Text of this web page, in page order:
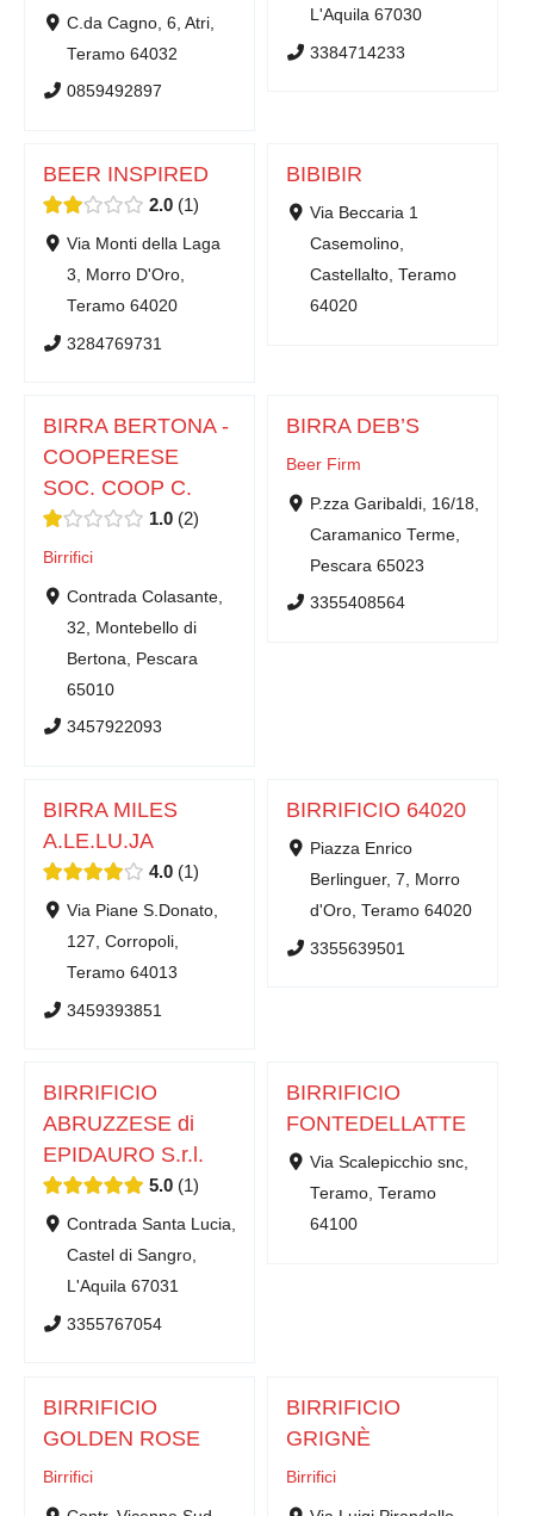
C.da Cagno, 6, Atri,
Teramo 64032
0859492897
L'Aquila 67030
3384714233
BEER INSPIRED
2.0 1
Via Monti della Laga
3, Morro D'Oro,
Teramo 64020
3284769731
BIBIBIR
Via Beccaria 1
Casemolino,
Castellalto, Teramo
64020
BIRRA BERTONA -
COOPERESE
SOC. COOP C.
1.0 2
Birrifici
Contrada Colasante,
32, Montebello di
Bertona, Pescara
65010
3457922093
BIRRA DEB’S
Beer Firm
P.zza Garibaldi, 16/18,
Caramanico Terme,
Pescara 65023
3355408564
BIRRA MILES
A.LE.LU.JA
4.0 1
Via Piane S.Donato,
127, Corropoli,
Teramo 64013
3459393851
BIRRIFICIO 64020
Piazza Enrico
Berlinguer, 7, Morro
d'Oro, Teramo 64020
3355639501
BIRRIFICIO
ABRUZZESE di
EPIDAURO S.r.l.
5.0 1
Contrada Santa Lucia,
Castel di Sangro,
L'Aquila 67031
3355767054
BIRRIFICIO
FONTEDELLATTE
Via Scalepicchio snc,
Teramo, Teramo
64100
BIRRIFICIO
GOLDEN ROSE
Birrifici
BIRRIFICIO
GRIGNÈ
Birrifici